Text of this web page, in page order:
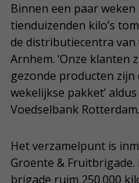
Binnen een paar
tienduizenden kilo’s
de distributiecentra
Arnhem. ‘Onze klanten
gezonde producten
wekelijkse pakket’
Voedselbank Rotterdam.
Het verzamelpunt is
Groente &
brigade ruim 250.000